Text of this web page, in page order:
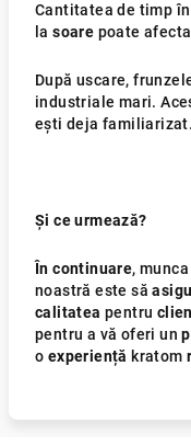
Cantitatea de timp
la soare poate
După uscare,
industriale mari.
ești deja familiarizat.
Și ce urmează?
În continuare,
noastră este să
calitatea pentru
pentru a vă oferi un
o experiență kratom